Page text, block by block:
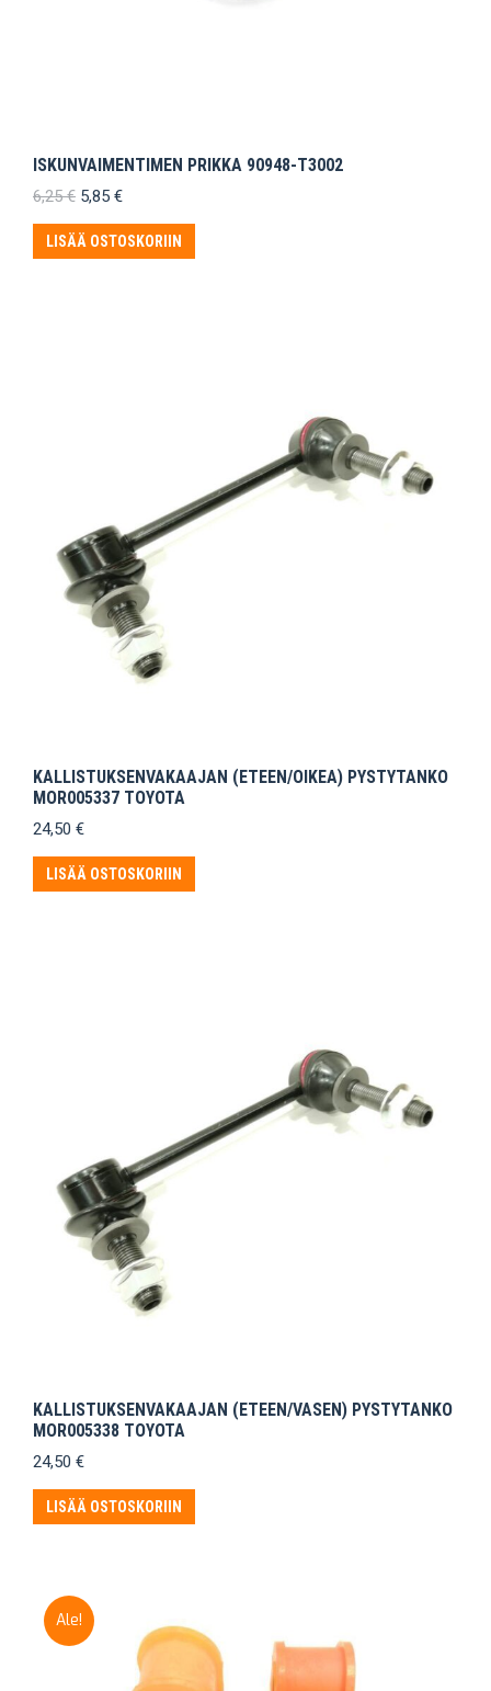
ISKUNVAIMENTIMEN PRIKKA 90948-T3002
6,25€ Alkuperäinen
oli:
6,25 €.
5,85 €Nykyinen
on:
5,85 €.
LISÄÄ OSTOSKORIIN
KALLISTUKSENVAKAAJAN (ETEEN/OIKEA) PYSTYTANKO
MOR005337 TOYOTA
24,50 €
LISÄÄ OSTOSKORIIN
KALLISTUKSENVAKAAJAN (ETEEN/VASEN) PYSTYTANKO
MOR005338 TOYOTA
24,50 €
LISÄÄ OSTOSKORIIN
Ale!